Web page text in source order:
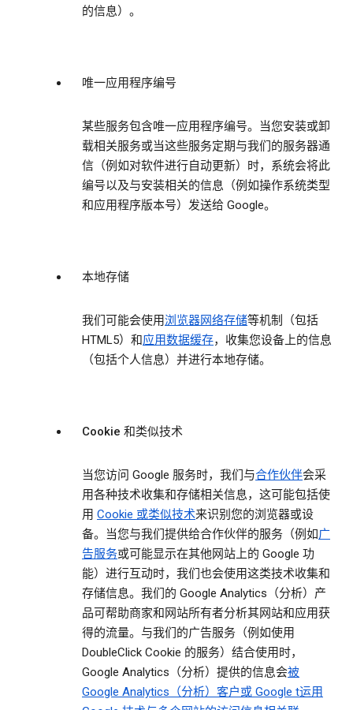
的信息）。
唯一应用程序编号
某些服务包含唯一应用程序编号。当您安装或卸
载相关服务或当这些服务定期与我们的服务器通
信（例如对软件进行自动更新）时，系统会将此
编号以及与安装相关的信息（例如操作系统类型
和应用程序版本号）发送给 Google。
本地存储
我们可能会使用浏览器网络存储等机制（包括
HTML5）和应用数据缓存，收集您设备上的信息
（包括个人信息）并进行本地存储。
Cookie 和类似技术
当您访问 Google 服务时，我们与合作伙伴会采
用各种技术收集和存储相关信息，这可能包括使
用 Cookie 或类似技术来识别您的浏览器或设
备。当您与我们提供给合作伙伴的服务（例如广
告服务或可能显示在其他网站上的 Google 功
能）进行互动时，我们也会使用这类技术收集和
存储信息。我们的 Google Analytics（分析）产
品可帮助商家和网站所有者分析其网站和应用获
得的流量。与我们的广告服务（例如使用
DoubleClick Cookie 的服务）结合使用时，
Google Analytics（分析）提供的信息会被
Google Analytics（分析）客户或 Google t运用